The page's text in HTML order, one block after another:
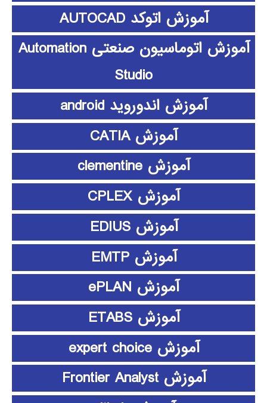
آموزش اتوکد AUTOCAD
آموزش اتوماسیون صنعتی Automation
Studio
آموزش اندوروید android
آموزش CATIA
آموزش clementine
آموزش CPLEX
آموزش EDIUS
آموزش EMTP
آموزش ePLAN
آموزش ETABS
آموزش expert choice
آموزش Frontier Analyst